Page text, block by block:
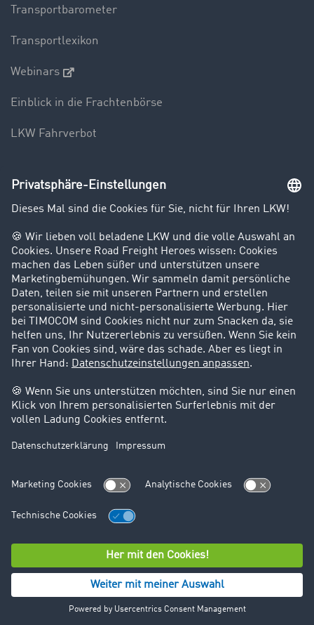
Transportbarometer
Transportlexikon
Webinars
Einblick in die Frachtenbörse
LKW Fahrverbot
Unternehmen
Kunden werben Kunden
Success Stories
Karriere
Support
Kontakt
Rechtliches
Impressum
AGB
© TIMOCOM GmbH 2026. Alle Rechte vorbehalten